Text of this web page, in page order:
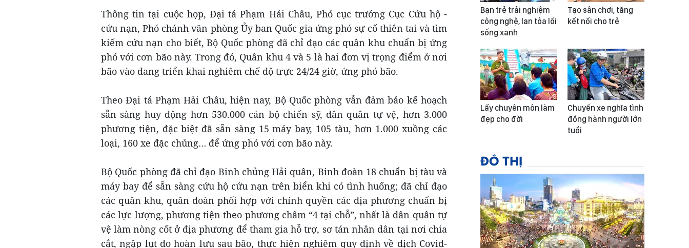
Thông tin tại cuộc họp, Đại tá Phạm Hải Châu, Phó cục trưởng Cục Cứu hộ -
cứu nạn, Phó chánh văn phòng Ủy ban Quốc gia ứng phó sự cố thiên tai và tìm
kiếm cứu nạn cho biết, Bộ Quốc phòng đã chỉ đạo các quân khu chuẩn bị ứng
phó với cơn bão này. Trong đó, Quân khu 4 và 5 là hai đơn vị trọng điểm ở nơi
bão vào đang triển khai nghiêm chế độ trực 24/24 giờ, ứng phó bão.
Theo Đại tá Phạm Hải Châu, hiện nay, Bộ Quốc phòng vẫn đảm bảo kế hoạch
sẵn sàng huy động hơn 530.000 cán bộ chiến sỹ, dân quân tự vệ, hơn 3.000
phương tiện, đặc biệt đã sẵn sàng 15 máy bay, 105 tàu, hơn 1.000 xuồng các
loại, 160 xe đặc chủng… để ứng phó với cơn bão này.
Bộ Quốc phòng đã chỉ đạo Binh chủng Hải quân, Binh đoàn 18 chuẩn bị tàu và
máy bay để sẵn sàng cứu hộ cứu nạn trên biển khi có tình huống; đã chỉ đạo
các quân khu, quân đoàn phối hợp với chính quyền các địa phương chuẩn bị
các lực lượng, phương tiện theo phương châm “4 tại chỗ”, nhất là dân quân tự
vệ làm nòng cốt ở địa phương để tham gia hỗ trợ, sơ tán nhân dân tại nơi chia
cắt, ngập lụt do hoàn lưu sau bão, thực hiện nghiêm quy định về dịch Covid-
Bạn trẻ trải nghiệm
công nghệ, lan tỏa lối
sống xanh
Tạo sân chơi, tăng
kết nối cho trẻ
Lấy chuyên môn làm
đẹp cho đời
Chuyến xe nghĩa tình
đồng hành người lớn
tuổi
ĐÔ THỊ